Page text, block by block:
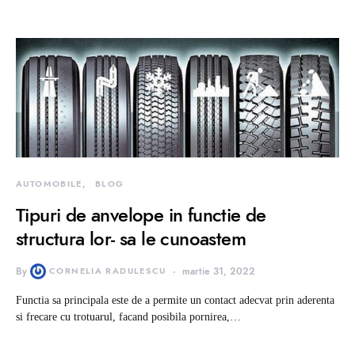
AUTOMOBILE BLOG
Tipuri de anvelope in functie de
structura lor- sa le cunoastem
By CORNELIA RADULESCU martie 31, 2022
Functia sa principala este de a permite un contact adecvat prin aderenta
si frecare cu trotuarul, facand posibila pornirea,…